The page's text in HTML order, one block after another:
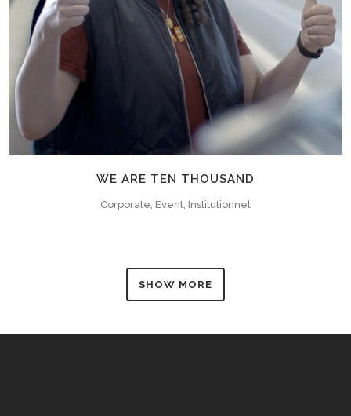
WE ARE TEN THOUSAND
Corporate, Event, Institutionnel
SHOW MORE